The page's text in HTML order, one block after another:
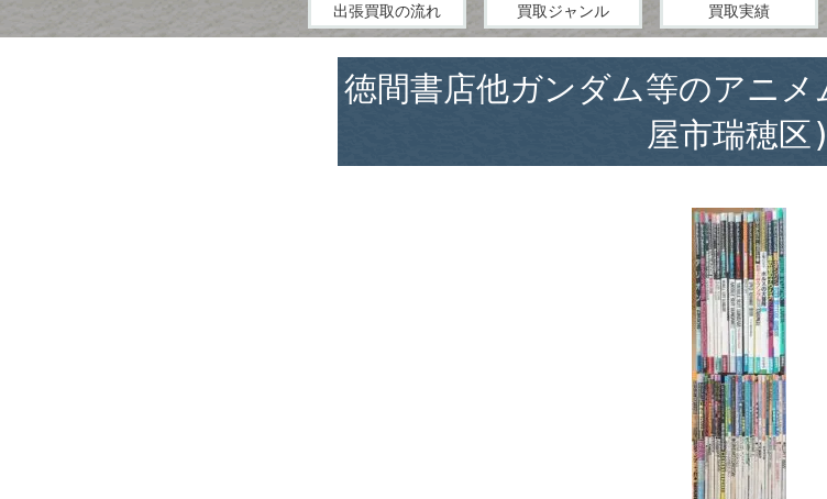
出張買取の流れ 買取ジャンル 買取実績
徳間書店他ガンダム等のアニ
屋市瑞穂区)